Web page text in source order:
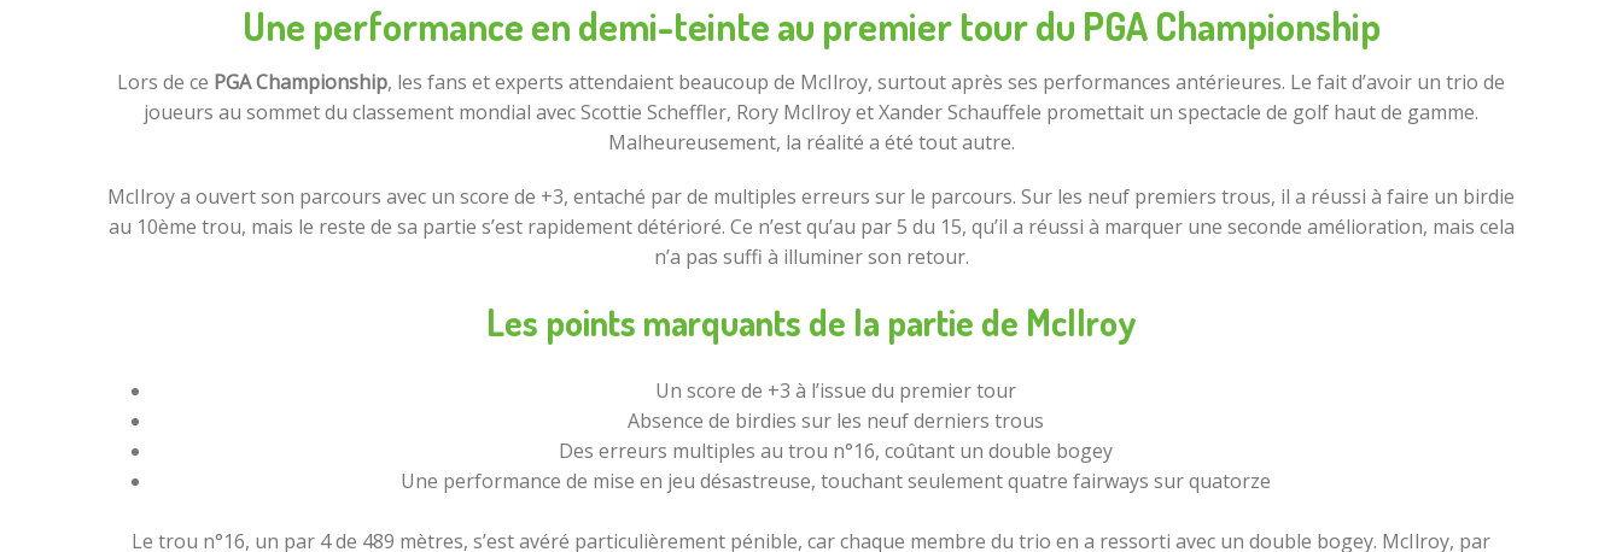
Une performance en demi-teinte au premier tour du PGA Championship
Lors de ce PGA Championship, les fans et experts attendaient beaucoup de McIlroy, surtout après ses performances antérieures. Le fait d’avoir un trio de
joueurs au sommet du classement mondial avec Scottie Scheffler, Rory McIlroy et Xander Schauffele promettait un spectacle de golf haut de gamme.
Malheureusement, la réalité a été tout autre.
McIlroy a ouvert son parcours avec un score de +3, entaché par de multiples erreurs sur le parcours. Sur les neuf premiers trous, il a réussi à faire un birdie
au 10ème trou, mais le reste de sa partie s’est rapidement détérioré. Ce n’est qu’au par 5 du 15, qu’il a réussi à marquer une seconde amélioration, mais cela
n’a pas suffi à illuminer son retour.
Les points marquants de la partie de McIlroy
Un score de +3 à l’issue du premier tour
Absence de birdies sur les neuf derniers trous
Des erreurs multiples au trou n°16, coûtant un double bogey
Une performance de mise en jeu désastreuse, touchant seulement quatre fairways sur quatorze
Le trou n°16, un par 4 de 489 mètres, s’est avéré particulièrement pénible, car chaque membre du trio en a ressorti avec un double bogey. McIlroy, par